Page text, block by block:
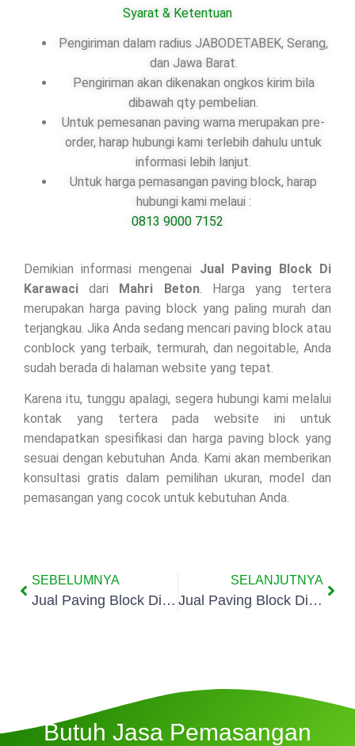
Syarat & Ketentuan
Pengiriman dalam radius JABODETABEK, Serang,
dan Jawa Barat.
Pengiriman akan dikenakan ongkos kirim bila
dibawah qty pembelian.
Untuk pemesanan paving warna merupakan pre-
order, harap hubungi kami terlebih dahulu untuk
informasi lebih lanjut.
Untuk harga pemasangan paving block, harap
hubungi kami melaui :
0813 9000 7152
Demikian informasi mengenai Jual Paving Block Di
Karawacidari Mahri Beton. Harga yang tertera
merupakan harga paving block yang paling murah dan
terjangkau. Jika Anda sedang mencari paving block atau
conblock yang terbaik, termurah, dan negoitable, Anda
sudah berada di halaman website yang tepat.
Karena itu, tunggu apalagi, segera hubungi kami melalui
kontak yang tertera pada website ini untuk
mendapatkan spesifikasi dan harga paving block yang
sesuai dengan kebutuhan Anda. Kami akan memberikan
konsultasi gratis dalam pemilihan ukuran, model dan
pemasangan yang cocok untuk kebutuhan Anda.
SEBELUMNYA
Jual Paving Block Di Karangtengah
SELANJUTNYA
Jual Paving Block Di Larangan
Butuh Jasa Pemasangan